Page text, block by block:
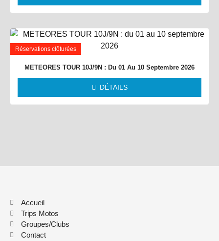
Réservations clôturées
METEORES TOUR 10J/9N : Du 01 Au 10 Septembre 2026
DÉTAILS
Accueil
Trips Motos
Groupes/Clubs
Contact